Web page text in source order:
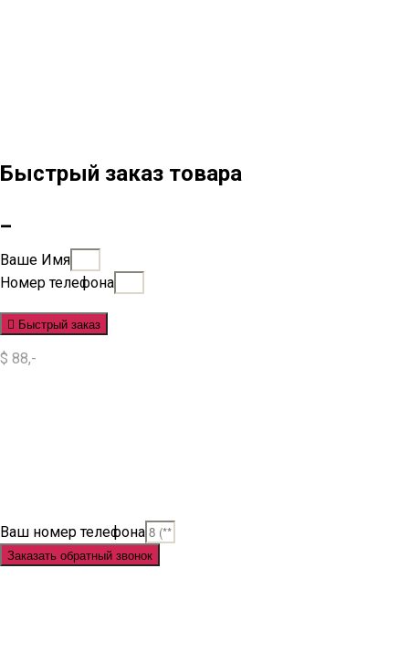
Быстрый заказ товара
Ваше Имя
Номер телефона
Быстрый заказ
$ 88,-
Ваш номер телефона
Заказать обратный звонок